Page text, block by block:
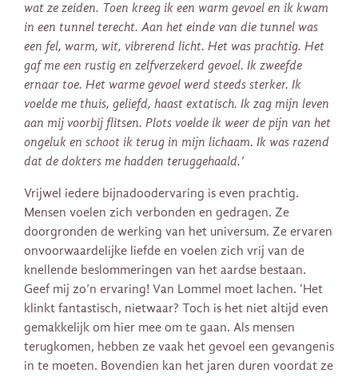
wat ze zeiden. Toen kreeg ik een warm gevoel en ik kwam
in een tunnel terecht. Aan het einde van die tunnel was
een fel, warm, wit, vibrerend licht. Het was prachtig. Het
gaf me een rustig en zelfverzekerd gevoel. Ik zweefde
ernaar toe. Het warme gevoel werd steeds sterker. Ik
voelde me thuis, geliefd, haast extatisch. Ik zag mijn leven
aan mij voorbij flitsen. Plots voelde ik weer de pijn van het
ongeluk en schoot ik terug in mijn lichaam. Ik was razend
dat de dokters me hadden teruggehaald.’
Vrijwel iedere bijnadoodervaring is even prachtig.
Mensen voelen zich verbonden en gedragen. Ze
doorgronden de werking van het universum. Ze ervaren
onvoorwaardelijke liefde en voelen zich vrij van de
knellende beslommeringen van het aardse bestaan.
Geef mij zo’n ervaring! Van Lommel moet lachen. ‘Het
klinkt fantastisch, nietwaar? Toch is het niet altijd even
gemakkelijk om hier mee om te gaan. Als mensen
terugkomen, hebben ze vaak het gevoel een gevangenis
in te moeten. Bovendien kan het jaren duren voordat ze